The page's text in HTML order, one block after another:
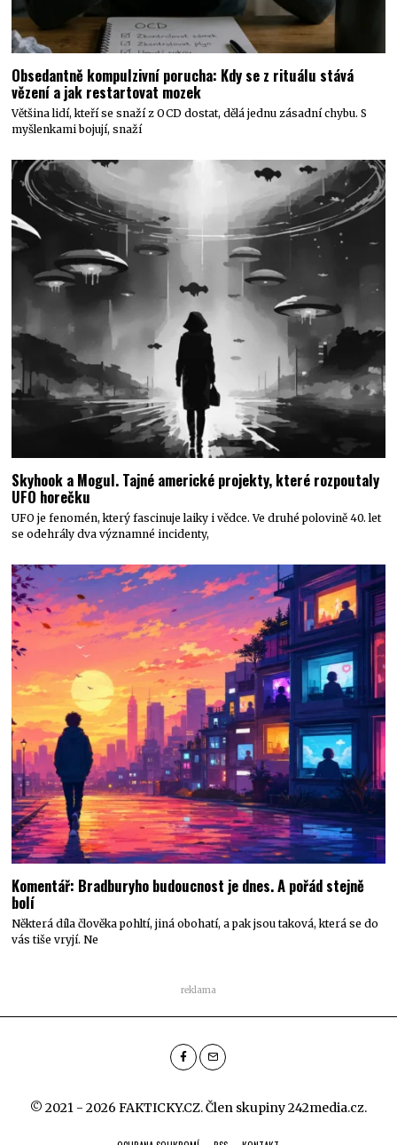
Obsedantně kompulzivní porucha: Kdy se z rituálu stává
vězení a jak restartovat mozek
Většina lidí, kteří se snaží z OCD dostat, dělá jednu zásadní chybu. S
myšlenkami bojují, snaží
Skyhook a Mogul. Tajné americké projekty, které rozpoutaly
UFO horečku
UFO je fenomén, který fascinuje laiky i vědce. Ve druhé polovině 40. let
se odehrály dva významné incidenty,
Komentář: Bradburyho budoucnost je dnes. A pořád stejně
bolí
Některá díla člověka pohltí, jiná obohatí, a pak jsou taková, která se do
vás tiše vryjí. Ne
reklama
© 2021 - 2026 FAKTICKY.CZ. Člen skupiny242media.cz.